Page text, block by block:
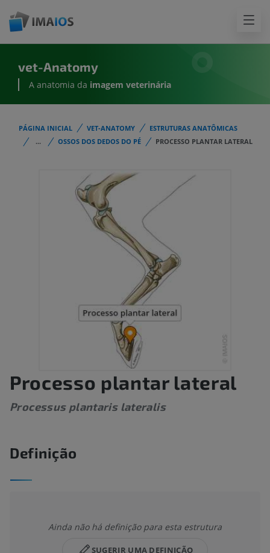
vet-Anatomy
A anatomia da imagem veterinária
PÁGINA INICIAL VET-ANATOMY
ESTRUTURAS ANATÔMICAS
...
OSSOS DOS DEDOS DO PÉ PROCESSO PLANTAR LATERAL
Processo plantar lateral
Processus plantaris lateralis
Definição
Ainda não há definição para esta estrutura
SUGERIR UMA DEFINIÇÃO